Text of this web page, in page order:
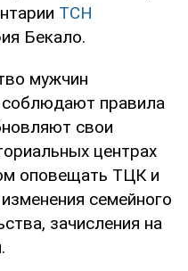
ТСН
Бекало.
мужчин
соблюдают правила
свои
центрах
оповещать ТЦК и
семейного
зачисления на